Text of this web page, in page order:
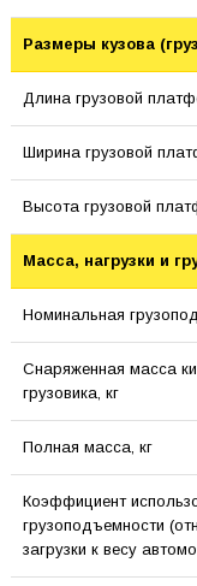
Размеры кузова
Длина грузовой
Ширина грузовой
Высота грузовой
Масса, нагрузки и
Номинальная
Снаряженная масса
грузовика, кг
Полная масса, кг
Коэффициент
грузоподъемности
загрузки к весу